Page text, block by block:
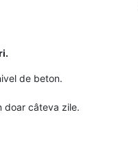
de beton.
doar câteva zile.